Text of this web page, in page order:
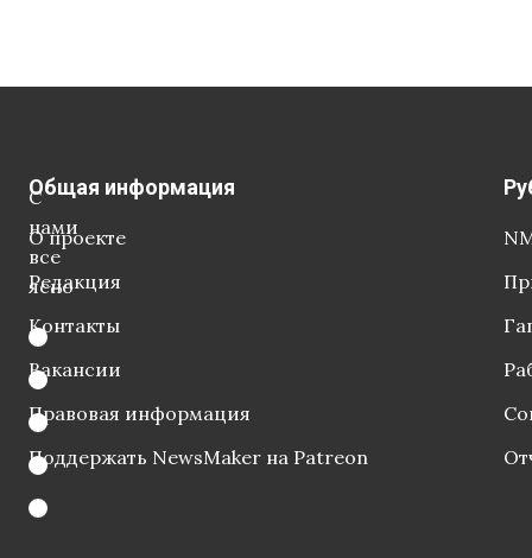
С
нами
все
ясно
Общая информация
О проекте
Редакция
Контакты
Вакансии
Правовая информация
Поддержать NewsMaker на Patreon